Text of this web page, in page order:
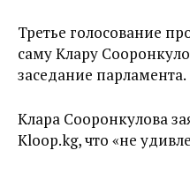
Третье голосование
саму Клару
заседание парламента.
Клара Сооронкулова
Kloop.kg, что «не